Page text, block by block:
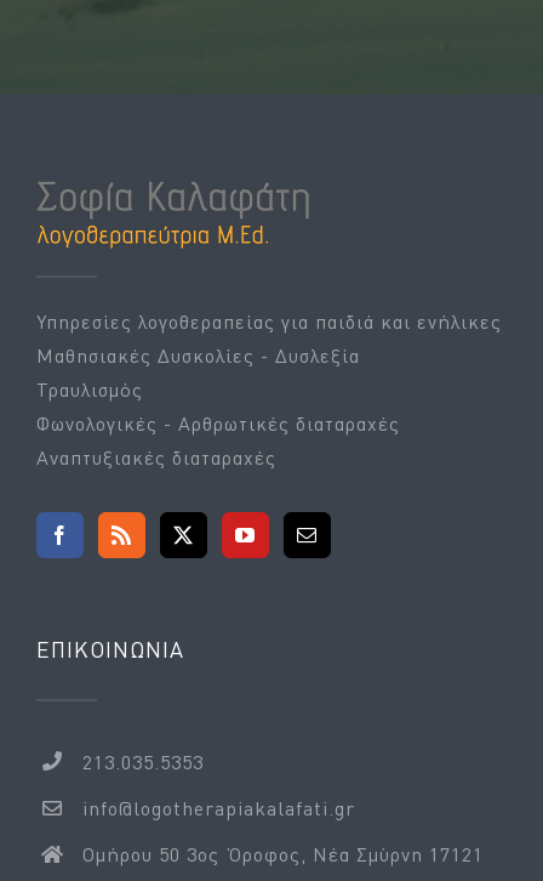
Υπηρεσίες λογοθεραπείας για παιδιά και ενήλικες
Μαθησιακές Δυσκολίες - Δυσλεξία
Τραυλισμός
Φωνολογικές - Αρθρωτικές διαταραχές
Αναπτυξιακές διαταραχές
ΕΠΙΚΟΙΝΩΝΊΑ
213.035.5353
info@logotherapiakalafati.gr
Ομήρου 50 3ος Όροφος, Νέα Σμύρνη 17121